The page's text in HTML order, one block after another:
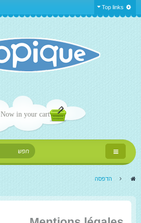
Top links
Now in your cart
Toggle
navigation
> הדפסה